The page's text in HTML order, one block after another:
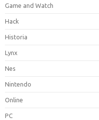
Game and Watch
Hack
Historia
Lynx
Nes
Nintendo
Online
PC